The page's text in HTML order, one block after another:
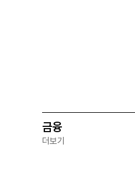
금융
더보기